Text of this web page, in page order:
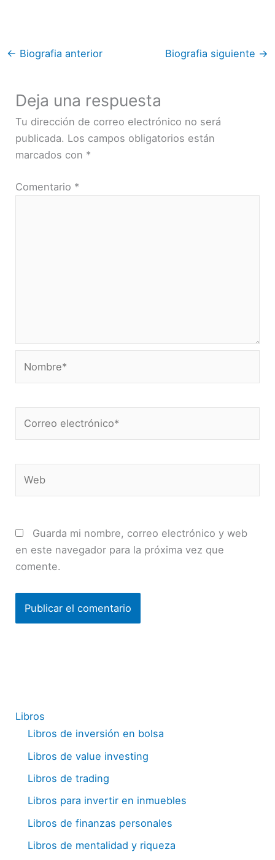
← Biografia anterior Biografia siguiente →
Deja una respuesta
Tu dirección de correo electrónico no será
publicada. Los campos obligatorios están
marcados con *
Comentario *
electrónico*
Guarda mi nombre, correo electrónico y web
en este navegador para la próxima vez que
comente.
Libros
Libros de inversión en bolsa
Libros de value investing
Libros de trading
Libros para invertir en inmuebles
Libros de finanzas personales
Libros de mentalidad y riqueza